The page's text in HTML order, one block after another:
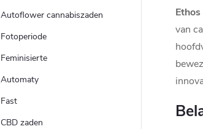
Autoflower cannabiszaden
Fotoperiode
Feminisierte
Automaty
Fast
CBD zaden
van